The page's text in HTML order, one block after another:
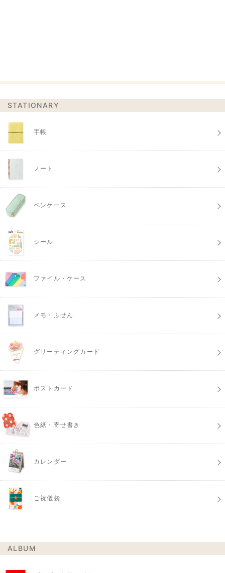
STATIONARY
手帳
ノート
ペンケース
シール
ファイル・ケース
メモ・ふせん
グリーティングカード
ポストカード
色紙・寄せ書き
カレンダー
ご祝儀袋
ALBUM